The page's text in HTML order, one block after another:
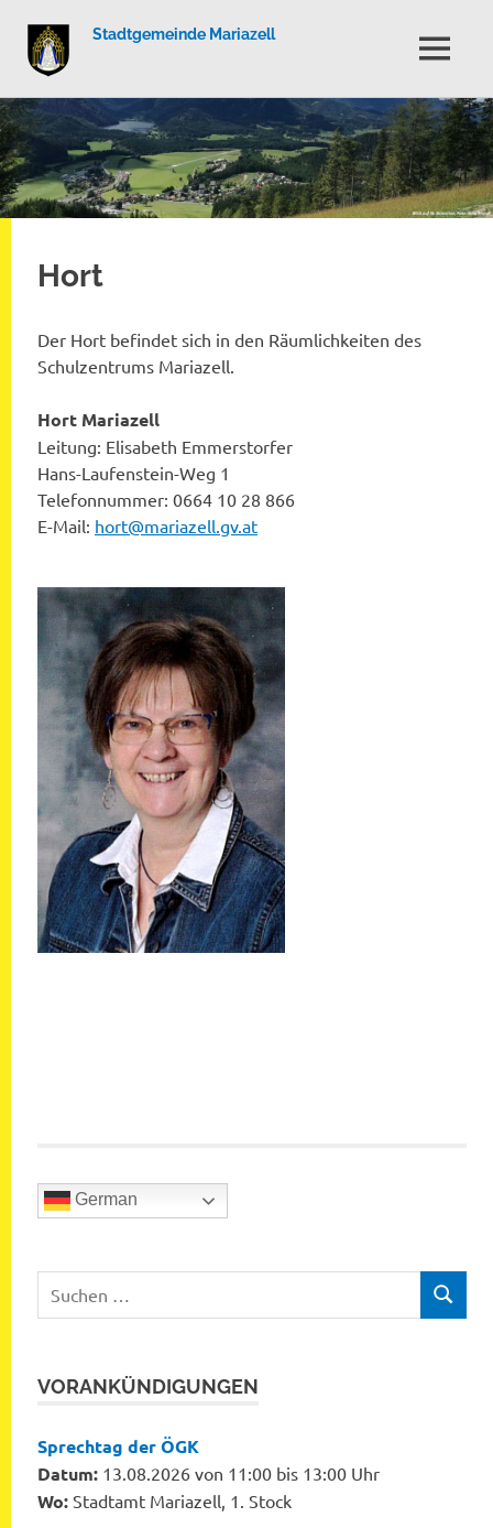
Zum
Inhalt
springen
Stadtgemeinde Mariazell
MENÜ
Hort
Der Hort befindet sich in den Räumlichkeiten des
Schulzentrums Mariazell.
Hort Mariazell
Leitung: Elisabeth Emmerstorfer
Hans-Laufenstein-Weg 1
Telefonnummer: 0664 10 28 866
E-Mail: hort@mariazell.gv.at
German
Suchen
SUCHEN
VORANKÜNDIGUNGEN
Sprechtag der ÖGK
Datum: 13.08.2026 von 11:00 bis 13:00 Uhr
Wo: Stadtamt Mariazell, 1. Stock